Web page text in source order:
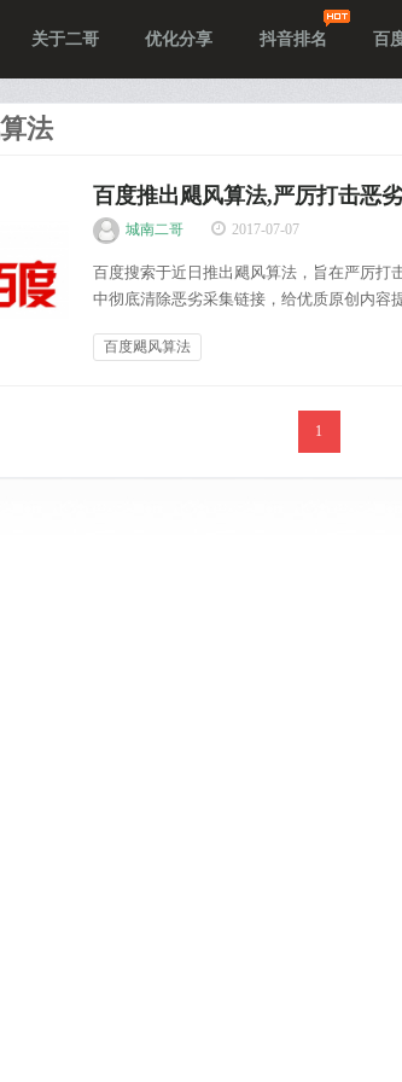
关于二哥 优化分享 抖音排名 百
法
百度推出飓风算法,严厉打击恶
城南二哥 2017-07-07
百度搜索于近日推出飓风算法，旨在严厉打
中彻底清除恶劣采集链接，给优质原创内容
点索引量大幅减少且流量大幅下滑现象，可
百度飓风算法
1